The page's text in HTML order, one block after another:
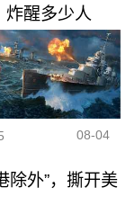
炸醒多少人
08-04
除外”，撕开美